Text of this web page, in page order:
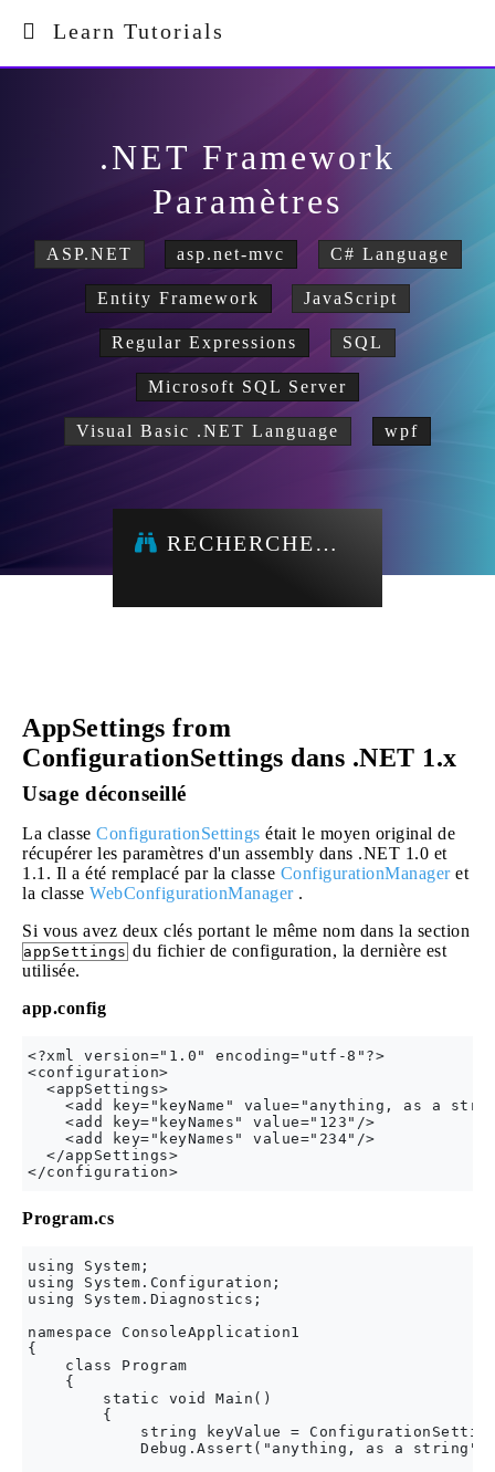
Learn Tutorials
.NET Framework
Paramètres
ASP.NET asp.net-mvc C# Language
Entity Framework JavaScript
Regular Expressions SQL
Microsoft SQL Server
Visual Basic .NET Language wpf
RECHERCHE…
AppSettings from
ConfigurationSettings dans .NET 1.x
Usage déconseillé
La classe ConfigurationSettings était le moyen original de
récupérer les paramètres d'un assembly dans .NET 1.0 et
1.1. Il a été remplacé par la classe ConfigurationManageret
la classe WebConfigurationManager.
Si vous avez deux clés portant le même nom dans la section
appSettings du fichier de configuration, la dernière est
utilisée.
app.config
<?xml version="1.0" encoding="utf-8"?>
<configuration>
  <appSettings>
<add key="keyName" value="anything, as a
    <add key="keyNames" value="123"/>
    <add key="keyNames" value="234"/>
  </appSettings>
Program.cs
using System;
using System.Configuration;
using System.Diagnostics;
namespace ConsoleApplication1
{
    class Program
    {
        static void Main()
        {
string keyValue =
Debug.Assert("anything, as a